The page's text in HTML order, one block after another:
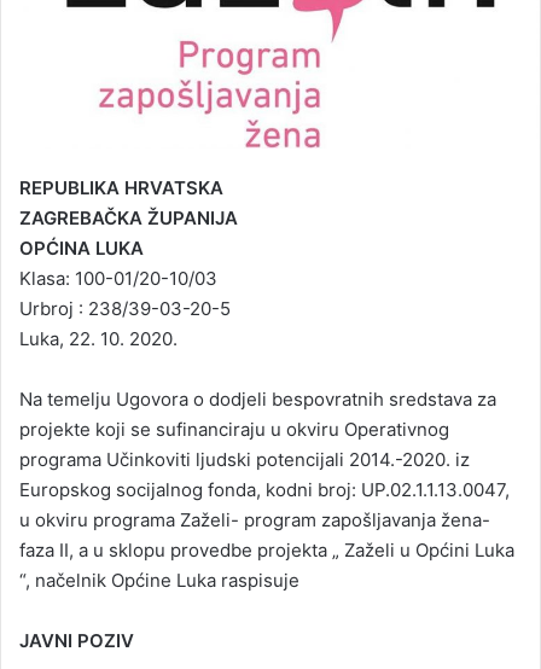
REPUBLIKA HRVATSKA
ZAGREBAČKA ŽUPANIJA
OPĆINA LUKA
Klasa: 100-01/20-10/03
Urbroj : 238/39-03-20-5
Luka, 22. 10. 2020.
Na temelju Ugovora o dodjeli bespovratnih sredstava za
projekte koji se sufinanciraju u okviru Operativnog
programa Učinkoviti ljudski potencijali 2014.-2020. iz
Europskog socijalnog fonda, kodni broj: UP.02.1.1.13.0047,
u okviru programa Zaželi- program zapošljavanja žena-
faza II, a u sklopu provedbe projekta „ Zaželi u Općini Luka
“, načelnik Općine Luka raspisuje
JAVNI POZIV